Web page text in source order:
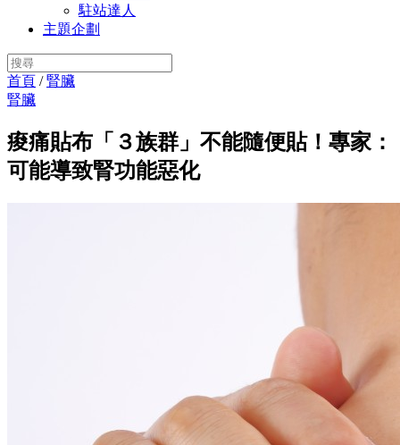
駐站達人
主題企劃
首頁 /腎臟
腎臟
痠痛貼布「３族群」不能隨便貼！專家：
可能導致腎功能惡化